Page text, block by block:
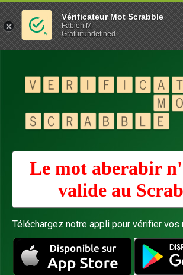
Le mot aberabir
valide au
Téléchargez notre appli pour vérifier vos
Vérificateur Mot Scrabble
Fabien M
Gratuitundefined